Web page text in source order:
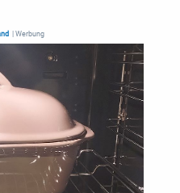
| Werbung